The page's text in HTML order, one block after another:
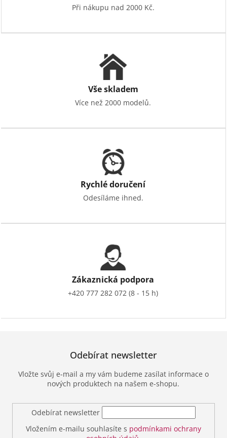
Při nákupu nad 2000 Kč.
Vše skladem
Více než 2000 modelů.
Rychlé doručení
Odesíláme ihned.
Zákaznická podpora
+420 777 282 072 (8 - 15 h)
Odebírat newsletter
Vložte svůj e-mail a my vám budeme zasílat informace o
nových produktech na našem e-shopu.
Odebírat newsletter
Vložením e-mailu souhlasíte s podmínkami ochrany